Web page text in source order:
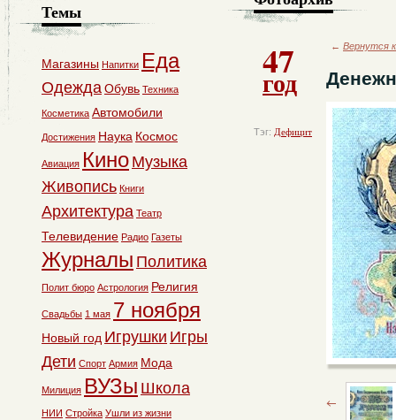
47
год
Тэг: Дефицит
← Вернутся
Темы
Магазины Напитки Еда
ОдеждаОбувь Техника
Косметика Автомобили
Достижения Наука Космос
Авиация Кино Музыка
Живопись Книги
Архитектура Театр
Телевидение Радио Газеты
Журналы Политика
Полит бюро Астрология Религия
Свадьбы 1 мая 7 ноября
Новый год Игрушки Игры
Дети Спорт Армия Мода
Милиция ВУЗы Школа
НИИ Стройка Ушли из жизни